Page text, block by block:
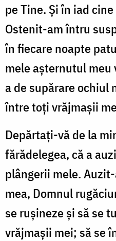
pe Tine. Și în iad
Ostenit-am întru
în fiecare noapte
mele așternutul
a de supărare ochiul
între toți vrăjmașii
Depărtați-vă de la
fărădelegea, că a
plângerii mele.
mea, Domnul
se rușineze și să se
vrăjmașii mei; să se